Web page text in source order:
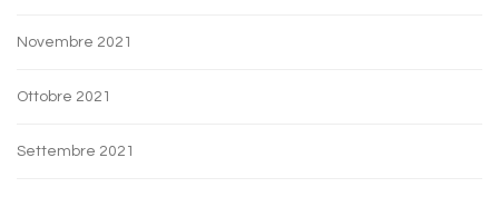
Novembre 2021
Ottobre 2021
Settembre 2021